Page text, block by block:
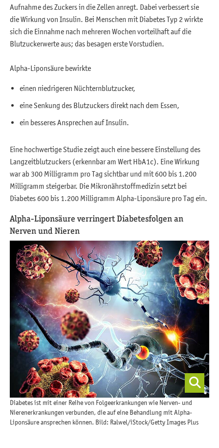
Aufnahme des Zuckers in die Zellen anregt. Dabei verbessert sie
die Wirkung von Insulin. Bei Menschen mit Diabetes Typ 2 wirkte
sich die Einnahme nach mehreren Wochen vorteilhaft auf die
Blutzuckerwerte aus; das besagen erste Vorstudien.
Alpha-Liponsäure bewirkte
einen niedrigeren Nüchternblutzucker,
eine Senkung des Blutzuckers direkt nach dem Essen,
ein besseres Ansprechen auf Insulin.
Eine hochwertige Studie zeigt auch eine bessere Einstellung des
Langzeitblutzuckers (erkennbar am Wert HbA1c). Eine Wirkung
war ab 300 Milligramm pro Tag sichtbar und mit 600 bis 1.200
Milligramm steigerbar. Die Mikronährstoffmedizin setzt bei
Diabetes 600 bis 1.200 Milligramm Alpha-Liponsäure pro Tag ein.
Alpha-Liponsäure verringert Diabetesfolgen an
Nerven und Nieren
Diabetes ist mit einer Reihe von Folgeerkrankungen wie Nerven- und
Nierenerkrankungen verbunden, die auf eine Behandlung mit Alpha-
Liponsäure ansprechen können. Bild: Ralwel/iStock/Getty Images Plus